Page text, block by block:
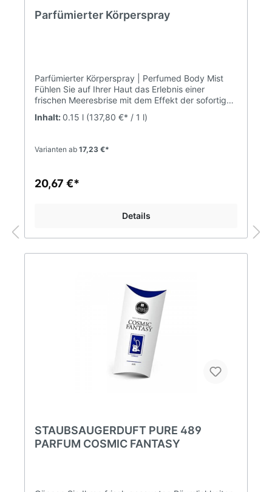
Parfümierter Körperspray
Parfümierter Körperspray | Perfumed Body Mist
Fühlen Sie auf Ihrer Haut das Erlebnis einer
frischen Meeresbrise mit dem Effekt der sofortigen
Erfrischung. Hinterlässt auf der Haut einen
angenehmen Hauch von den beliebtesten PURE
Alternative zu Parfums an heißen Tagen. Inhalt:
Inhalt: 0.15 l (137,80 €* / 1 l)
Varianten ab 17,23 €*
20,67 €*
Details
STAUBSAUGERDUFT PURE 489
PARFUM COSMIC FANTASY